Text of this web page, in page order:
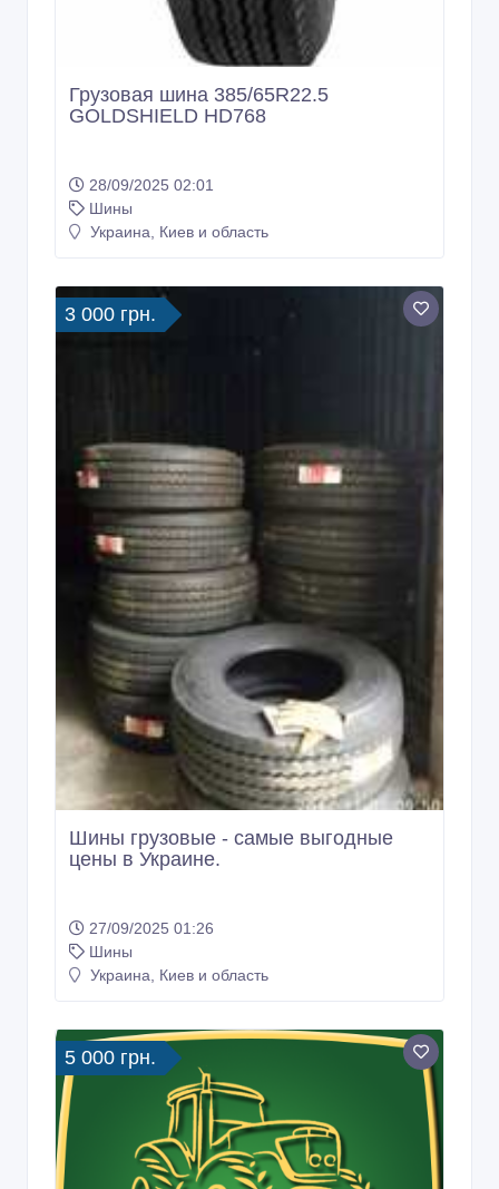
Грузовая шина 385/65R22.5
GOLDSHIELD HD768
28/09/2025 02:01
Шины
Украина, Киев и область
3 000 грн.
Шины грузовые - самые выгодные
цены в Украине.
27/09/2025 01:26
Шины
Украина, Киев и область
5 000 грн.